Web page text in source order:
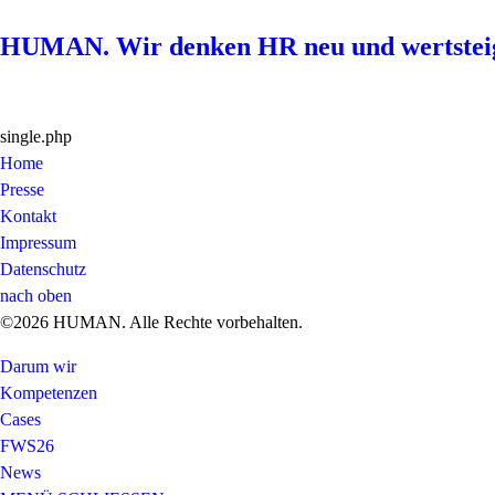
HUMAN. Wir denken HR neu und
single.php
Home
Presse
Kontakt
Impressum
Datenschutz
nach oben
©2026 HUMAN. Alle Rechte vorbehalten.
Darum wir
Kompetenzen
Cases
FWS26
News